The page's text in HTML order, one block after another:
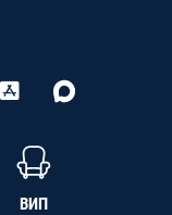
ВИП